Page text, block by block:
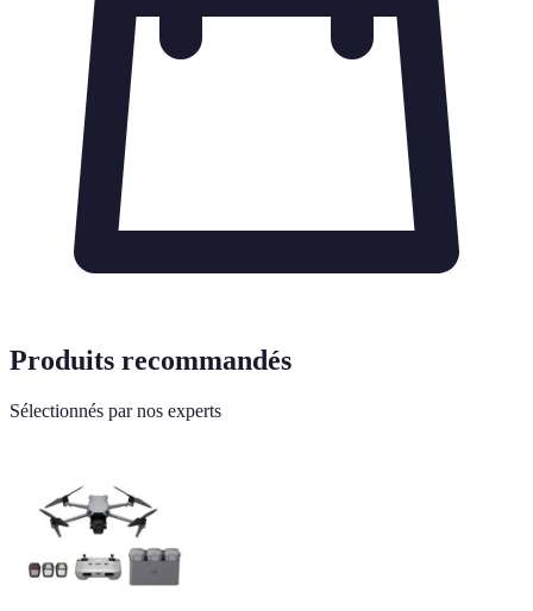
Produits recommandés
Sélectionnés par nos experts